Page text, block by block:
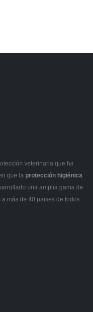
veterinaria que ha
que la protección higiénica
una amplia gama de
más de 40 paises de todos